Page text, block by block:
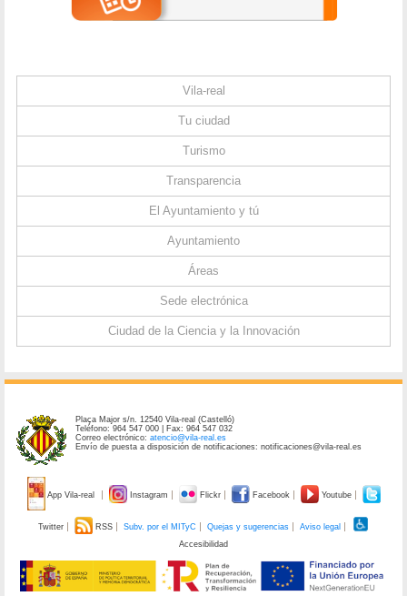
Vila-real
Tu ciudad
Turismo
Transparencia
El Ayuntamiento y tú
Ayuntamiento
Áreas
Sede electrónica
Ciudad de la Ciencia y la Innovación
Plaça Major s/n. 12540 Vila-real (Castelló)
Teléfono: 964 547 000 | Fax: 964 547 032
Correo electrónico:atencio@vila-real.es
Envío de puesta a disposición de notificaciones: notificaciones@vila-real.es
App Vila-real Instagram Flickr Facebook Youtube
Twitter RSS Subv. por el MITyC Quejas y sugerencias
Aviso legal
Accesibilidad